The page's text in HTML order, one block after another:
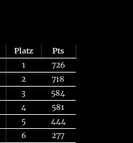
Platz
Pts
1
726
2
718
3
584
4
581
5
444
6
277